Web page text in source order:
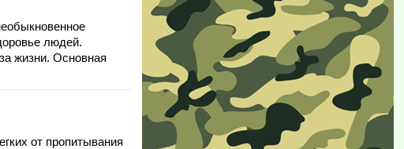
людей.
жизни. Основная
от пропитывания